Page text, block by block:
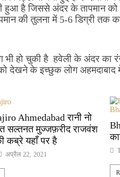
हुआ है जिससे अंदर के तापमान
की तुलना में 5-6 डिग्री तक
भी हो चुकी है हवेली के अंदर का
देखने के इच्छुक लोग अहमदाबाद
Ahmedabad रानी नो
सल्तनत मुज्जफ़रीद राजवंश
कब्रे यहाँ पर है
अप्रैल 22, 2021